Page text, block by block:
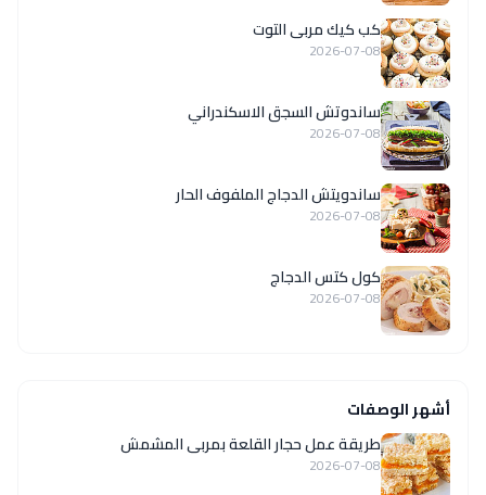
كب كيك مربى التوت
2026-07-08
ساندوتش السجق الاسكندراني
2026-07-08
ساندويتش الدجاج الملفوف الحار
2026-07-08
كول كتس الدجاج
2026-07-08
أشهر الوصفات
طريقة عمل حجار القلعة بمربى المشمش
2026-07-08